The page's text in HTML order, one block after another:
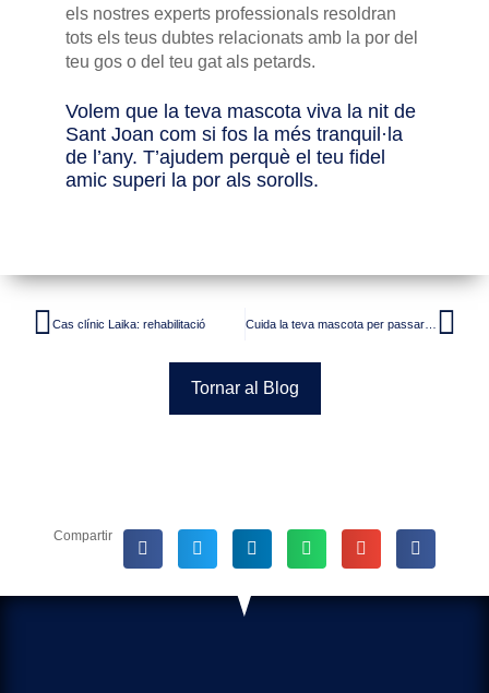
els nostres experts professionals resoldran
tots els teus dubtes relacionats amb la por del
teu gos o del teu gat als petards.
Volem que la teva mascota viva la nit de
Sant Joan com si fos la més tranquil·la
de l’any. T’ajudem perquè el teu fidel
amic superi la por als sorolls.
Cas clínic Laika: rehabilitació Cuida la teva mascota per passar un feliç estiu
Tornar al Blog
Compartir